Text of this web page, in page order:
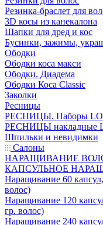
Резинка-браслет для
3D косы из канекалона
Шапки для дред и кос
Бусинки, зажимы,
Ободки
Ободки коса макси
Ободки. Диадема
Ободки Коса Classic
Заколки
Ресницы
РЕСНИЦЫ. Наборы
РЕСНИЦЫ накладные
Шпильки и невидимки
Салоны
НАРАЩИВАНИЕ
КАПСУЛЬНОЕ
Наращивание 60
волос)
Наращивание 120
гр. волос)
Наращивание 240